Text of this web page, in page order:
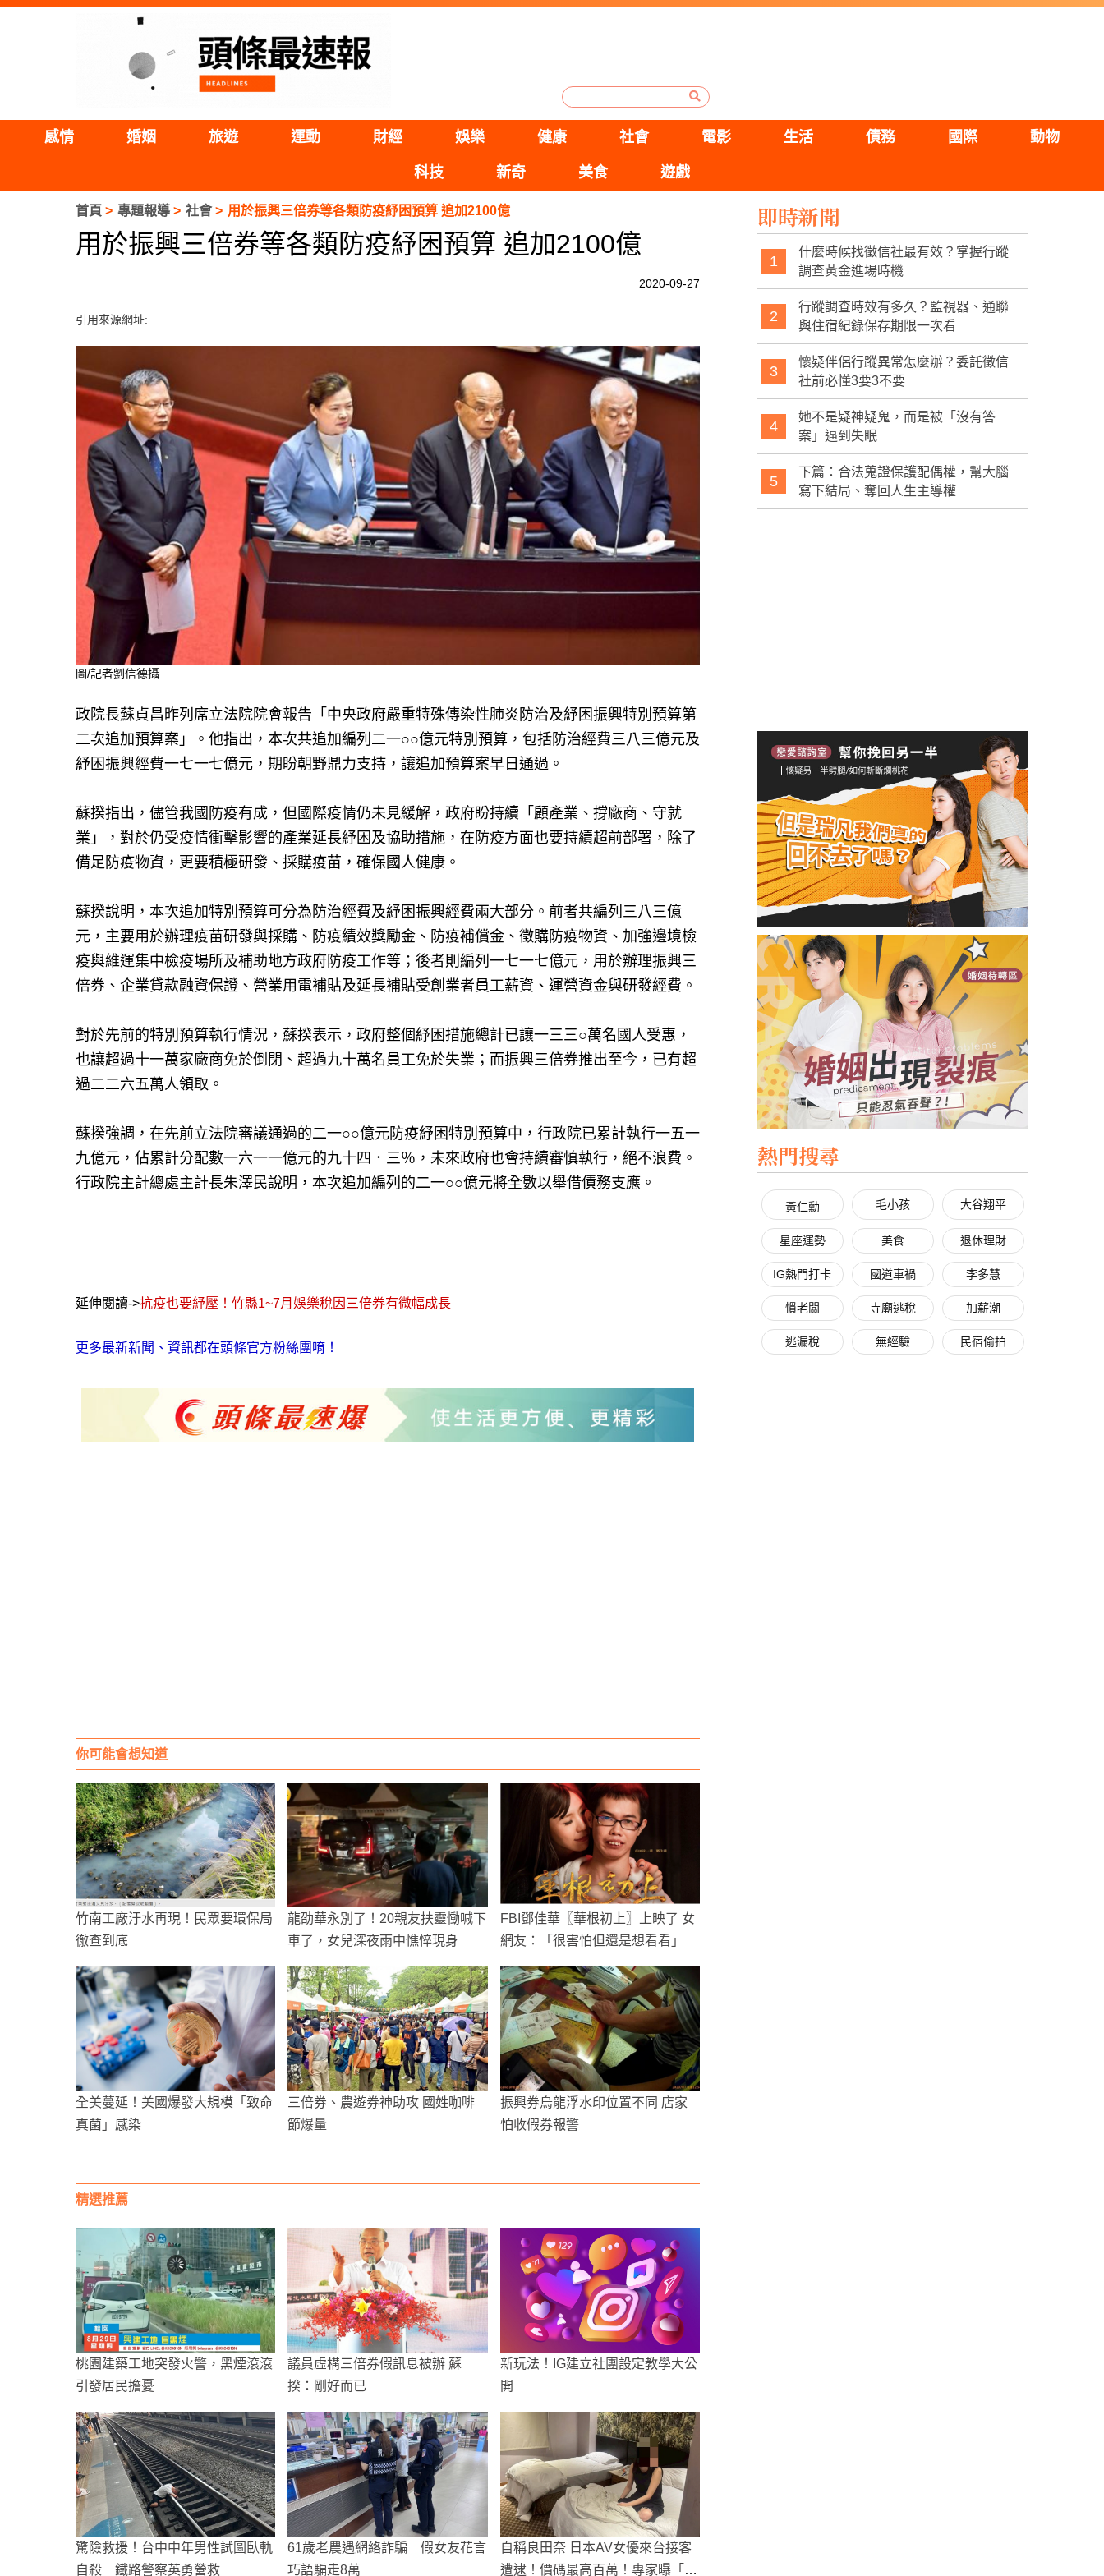
感情 婚姻 旅遊 運動 財經 娛樂 健康 社會 電影 生活 債務 國際 動物
科技 新奇 美食 遊戲
首頁 專題報導 社會 用於振興三倍券等各類防疫紓困預算 追加2100億
用於振興三倍券等各類防疫紓困預算 追加2100億
2020-09-27
引用來源網址:
圖/記者劉信德攝
政院長蘇貞昌昨列席立法院院會報告「中央政府嚴重特殊傳染性肺炎防治及紓困振興特別預算第
二次追加預算案」。他指出，本次共追加編列二一○○億元特別預算，包括防治經費三八三億元及
紓困振興經費一七一七億元，期盼朝野鼎力支持，讓追加預算案早日通過。
蘇揆指出，儘管我國防疫有成，但國際疫情仍未見緩解，政府盼持續「顧產業、撐廠商、守就
業」，對於仍受疫情衝擊影響的產業延長紓困及協助措施，在防疫方面也要持續超前部署，除了
備足防疫物資，更要積極研發、採購疫苗，確保國人健康。
蘇揆說明，本次追加特別預算可分為防治經費及紓困振興經費兩大部分。前者共編列三八三億
元，主要用於辦理疫苗研發與採購、防疫績效獎勵金、防疫補償金、徵購防疫物資、加強邊境檢
疫與維運集中檢疫場所及補助地方政府防疫工作等；後者則編列一七一七億元，用於辦理振興三
倍券、企業貸款融資保證、營業用電補貼及延長補貼受創業者員工薪資、運營資金與研發經費。
對於先前的特別預算執行情況，蘇揆表示，政府整個紓困措施總計已讓一三三○萬名國人受惠，
也讓超過十一萬家廠商免於倒閉、超過九十萬名員工免於失業；而振興三倍券推出至今，已有超
過二二六五萬人領取。
蘇揆強調，在先前立法院審議通過的二一○○億元防疫紓困特別預算中，行政院已累計執行一五一
九億元，佔累計分配數一六一一億元的九十四．三％，未來政府也會持續審慎執行，絕不浪費。
行政院主計總處主計長朱澤民說明，本次追加編列的二一○○億元將全數以舉借債務支應。
延伸閱讀->抗疫也要紓壓！竹縣1~7月娛樂稅因三倍券有微幅成長
更多最新新聞、資訊都在頭條官方粉絲團唷！
你可能會想知道
竹南工廠汙水再現！民眾要環保局
徹查到底
龍劭華永別了！20親友扶靈慟喊下
車了，女兒深夜雨中憔悴現身
FBI鄧佳華〖華根初上〗上映了 女
網友：「很害怕但還是想看看」
全美蔓延！美國爆發大規模「致命
真菌」感染
三倍券、農遊券神助攻 國姓咖啡
節爆量
振興券烏龍浮水印位置不同 店家
怕收假券報警
精選推薦
桃園建築工地突發火警，黑煙滾滾
引發居民擔憂
議員虛構三倍券假訊息被辦 蘇
揆：剛好而已
新玩法！IG建立社團設定教學大公
開
驚險救援！台中中年男性試圖臥軌
自殺 鐵路警察英勇營救
61歲老農遇網絡詐騙 假女友花言
巧語騙走8萬
自稱良田奈 日本AV女優來台接客
遭逮！價碼最高百萬！專家曝「淘
即時新聞
1
什麼時候找徵信社最有效？掌握行蹤
調查黃金進場時機
2
行蹤調查時效有多久？監視器、通聯
與住宿紀錄保存期限一次看
3
懷疑伴侶行蹤異常怎麼辦？委託徵信
社前必懂3要3不要
4
她不是疑神疑鬼，而是被「沒有答
案」逼到失眠
5
下篇：合法蒐證保護配偶權，幫大腦
寫下結局、奪回人生主導權
熱門搜尋
黃仁勳 毛小孩 大谷翔平
星座運勢 美食 退休理財
IG熱門打卡 國道車禍 李多慧
慣老闆 寺廟逃稅 加薪潮
逃漏稅 無經驗 民宿偷拍